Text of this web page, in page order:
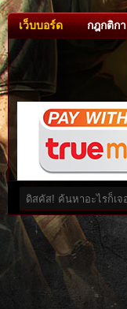
เว็บบอร์ด กฎกติกา